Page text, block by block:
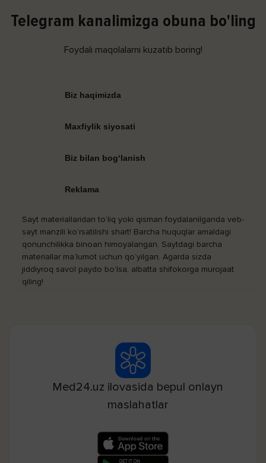
Telegram kanalimizga obuna bo'ling
Foydali maqolalarni kuzatib boring!
Biz haqimizda
Maxfiylik siyosati
Biz bilan bog‘lanish
Reklama
Sayt materiallaridan to‘liq yoki qisman foydalanilganda veb-
sayt manzili ko‘rsatilishi shart! Barcha huquqlar amaldagi
qonunchilikka binoan himoyalangan. Saytdagi barcha
materiallar ma’lumot uchun qo‘yilgan. Agarda sizda
jiddiyroq savol paydo bo‘lsa, albatta shifokorga murojaat
qiling!
Med24.uz ilovasida bepul onlayn
maslahatlar